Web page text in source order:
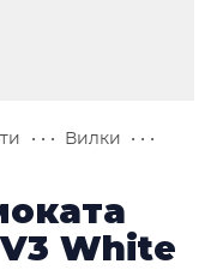
• • • Вилки
• • •
White